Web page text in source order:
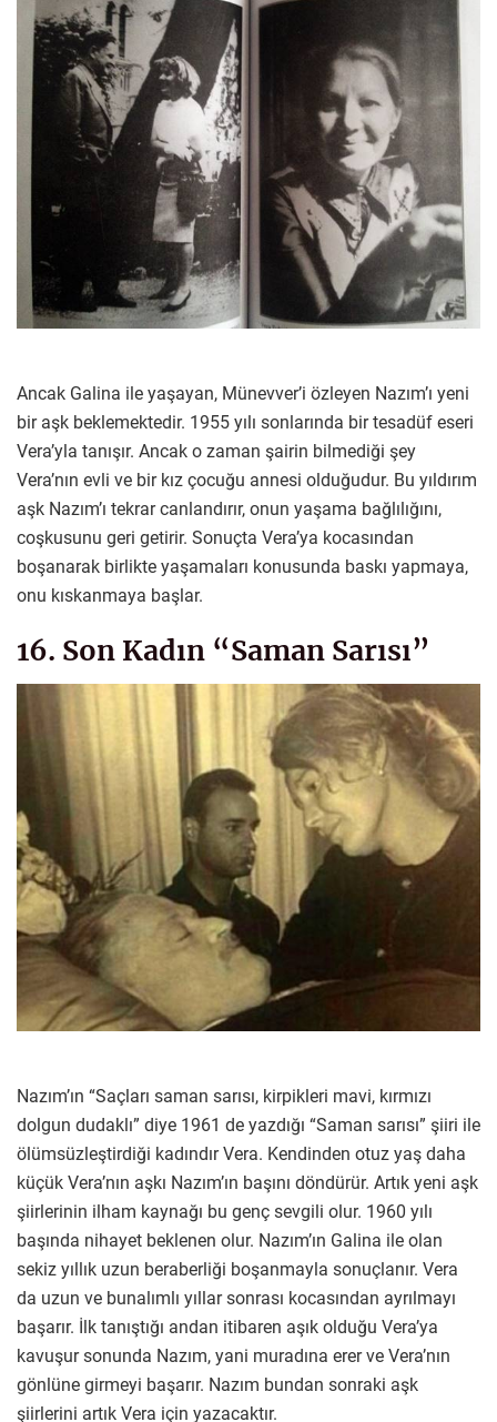
Ancak Galina ile yaşayan, Münevver’i özleyen Nazım’ı yeni
bir aşk beklemektedir. 1955 yılı sonlarında bir tesadüf eseri
Vera’yla tanışır. Ancak o zaman şairin bilmediği şey
Vera’nın evli ve bir kız çocuğu annesi olduğudur. Bu yıldırım
aşk Nazım’ı tekrar canlandırır, onun yaşama bağlılığını,
coşkusunu geri getirir. Sonuçta Vera’ya kocasından
boşanarak birlikte yaşamaları konusunda baskı yapmaya,
onu kıskanmaya başlar.
16. Son Kadın “Saman Sarısı”
Nazım’ın “Saçları saman sarısı, kirpikleri mavi, kırmızı
dolgun dudaklı” diye 1961 de yazdığı “Saman sarısı” şiiri ile
ölümsüzleştirdiği kadındır Vera. Kendinden otuz yaş daha
küçük Vera’nın aşkı Nazım’ın başını döndürür. Artık yeni aşk
şiirlerinin ilham kaynağı bu genç sevgili olur. 1960 yılı
başında nihayet beklenen olur. Nazım’ın Galina ile olan
sekiz yıllık uzun beraberliği boşanmayla sonuçlanır. Vera
da uzun ve bunalımlı yıllar sonrası kocasından ayrılmayı
başarır. İlk tanıştığı andan itibaren aşık olduğu Vera’ya
kavuşur sonunda Nazım, yani muradına erer ve Vera’nın
gönlüne girmeyi başarır. Nazım bundan sonraki aşk
şiirlerini artık Vera için yazacaktır.